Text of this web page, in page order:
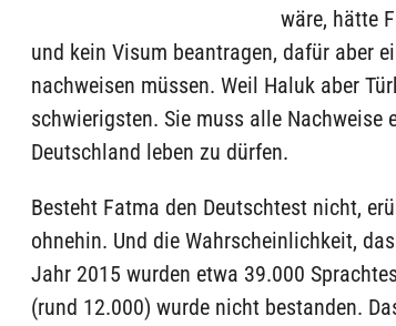
wäre, hätte
und kein Visum beantragen, dafür aber
nachweisen müssen. Weil Haluk aber
schwierigsten. Sie muss alle Nachweise
Deutschland leben zu dürfen.
Besteht Fatma den Deutschtest nicht,
ohnehin. Und die Wahrscheinlichkeit,
Jahr 2015 wurden etwa 39.000
(rund 12.000) wurde nicht bestanden.